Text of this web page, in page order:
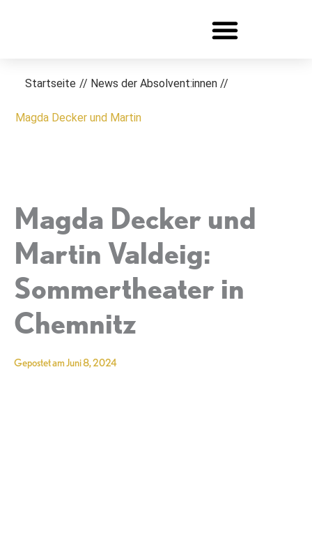
Startseite // News der Absolvent:innen //
Magda Decker und Martin
Magda Decker und
Martin Valdeig:
Sommertheater in
Chemnitz
Gepostet amJuni 8, 2024